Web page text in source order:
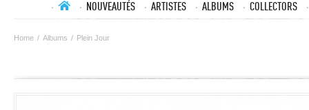
NOUVEAUTÉS ARTISTES ALBUMS COLLECTORS
Home / Albums / Plein Jour